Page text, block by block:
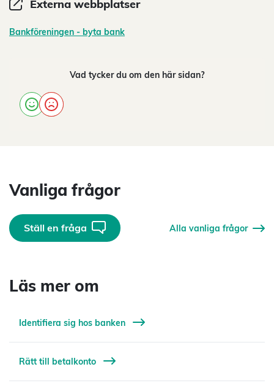
Externa webbplatser
Bankföreningen - byta bank
Vad tycker du om den här sidan?
Vanliga frågor
Ställ en fråga Alla vanliga frågor
Läs mer om
Identifiera sig hos banken
Rätt till betalkonto